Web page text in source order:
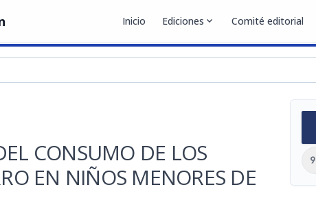
Inicio Ediciones expand_more Comité editorial
CONSUMO DE LOS
EN NIÑOS MENORES DE